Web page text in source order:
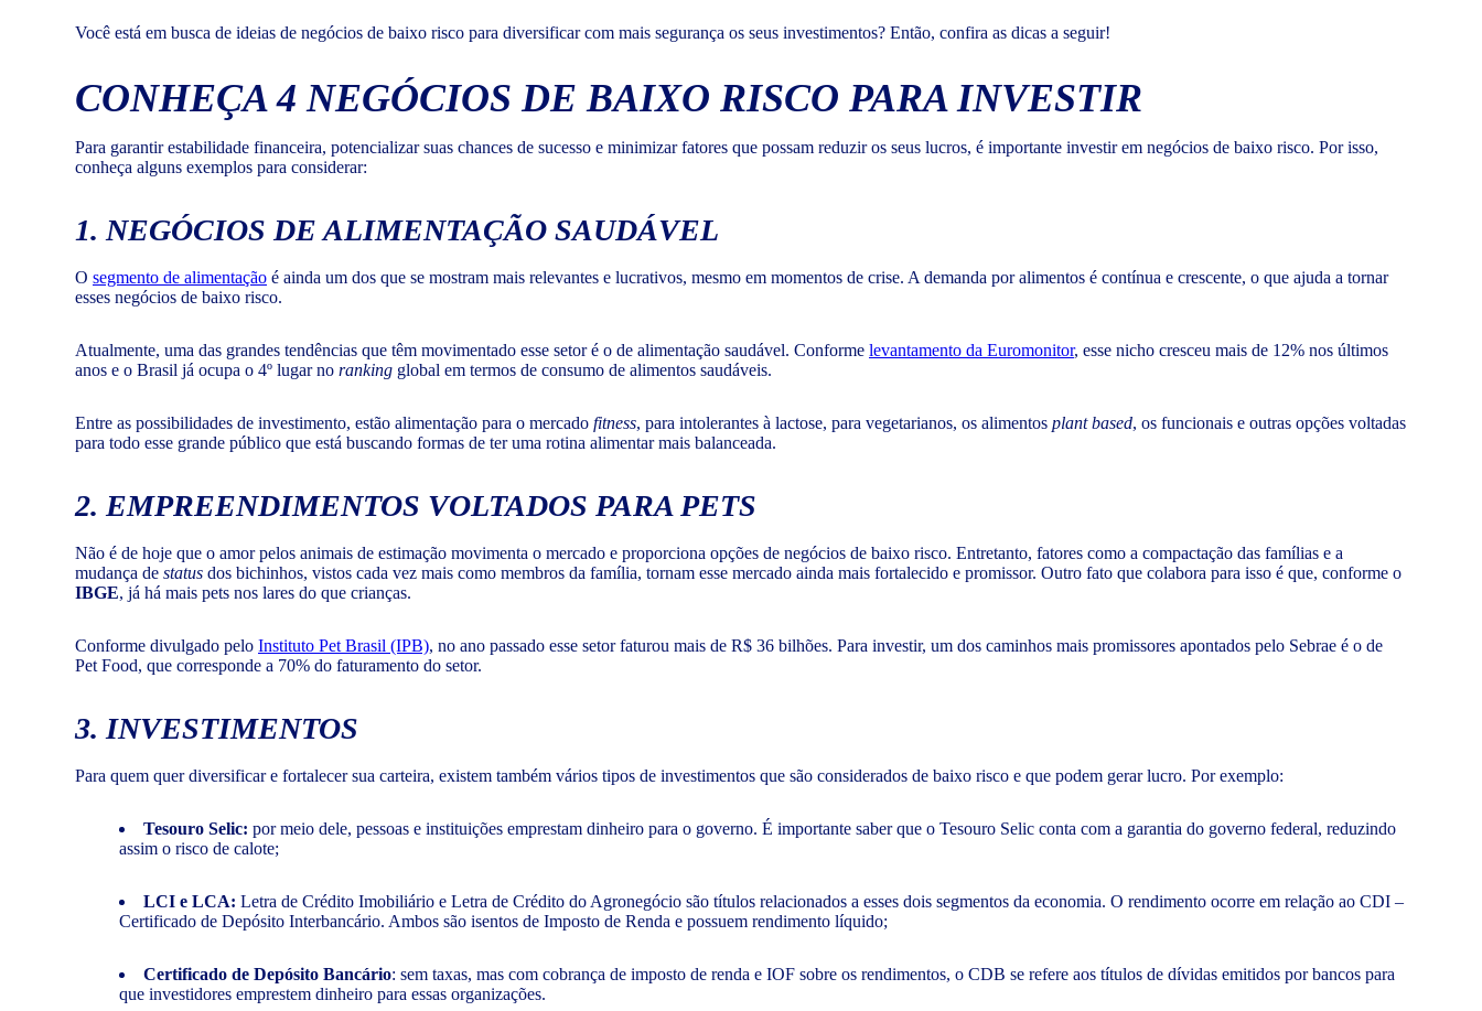
Você está em busca de ideias de negócios de baixo risco para diversificar com mais segurança os seus investimentos? Então, confira as dicas a seguir!
CONHEÇA 4 NEGÓCIOS DE BAIXO RISCO PARA INVESTIR
Para garantir estabilidade financeira, potencializar suas chances de sucesso e minimizar fatores que possam reduzir os seus lucros, é importante investir em negócios de baixo risco. Por isso,
conheça alguns exemplos para considerar:
1. NEGÓCIOS DE ALIMENTAÇÃO SAUDÁVEL
O segmento de alimentação é ainda um dos que se mostram mais relevantes e lucrativos, mesmo em momentos de crise. A demanda por alimentos é contínua e crescente, o que ajuda a tornar
esses negócios de baixo risco.
Atualmente, uma das grandes tendências que têm movimentado esse setor é o de alimentação saudável. Conforme levantamento da Euromonitor, esse nicho cresceu mais de 12% nos últimos
anos e o Brasil já ocupa o 4º lugar no ranking global em termos de consumo de alimentos saudáveis.
Entre as possibilidades de investimento, estão alimentação para o mercado fitness, para intolerantes à lactose, para vegetarianos, os alimentos plant based, os funcionais e outras opções voltadas
para todo esse grande público que está buscando formas de ter uma rotina alimentar mais balanceada.
2. EMPREENDIMENTOS VOLTADOS PARA PETS
Não é de hoje que o amor pelos animais de estimação movimenta o mercado e proporciona opções de negócios de baixo risco. Entretanto, fatores como a compactação das famílias e a
mudança de status dos bichinhos, vistos cada vez mais como membros da família, tornam esse mercado ainda mais fortalecido e promissor. Outro fato que colabora para isso é que, conforme o
IBGE, já há mais pets nos lares do que crianças.
Conforme divulgado pelo Instituto Pet Brasil (IPB), no ano passado esse setor faturou mais de R$ 36 bilhões. Para investir, um dos caminhos mais promissores apontados pelo Sebrae é o de
Pet Food, que corresponde a 70% do faturamento do setor.
3. INVESTIMENTOS
Para quem quer diversificar e fortalecer sua carteira, existem também vários tipos de investimentos que são considerados de baixo risco e que podem gerar lucro. Por exemplo:
Tesouro Selic: por meio dele, pessoas e instituições emprestam dinheiro para o governo. É importante saber que o Tesouro Selic conta com a garantia do governo federal, reduzindo
assim o risco de calote;
LCI e LCA: Letra de Crédito Imobiliário e Letra de Crédito do Agronegócio são títulos relacionados a esses dois segmentos da economia. O rendimento ocorre em relação ao CDI –
Certificado de Depósito Interbancário. Ambos são isentos de Imposto de Renda e possuem rendimento líquido;
Certificado de Depósito Bancário: sem taxas, mas com cobrança de imposto de renda e IOF sobre os rendimentos, o CDB se refere aos títulos de dívidas emitidos por bancos para
que investidores emprestem dinheiro para essas organizações.